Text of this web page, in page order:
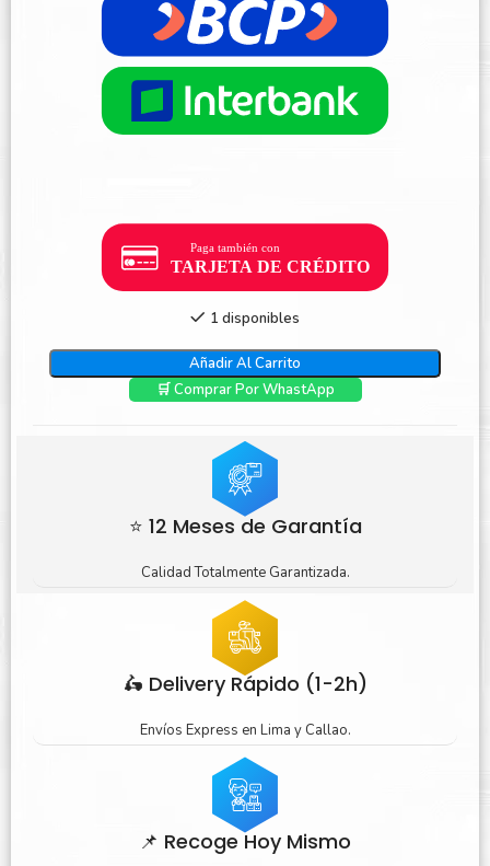
1 disponibles
Añadir Al Carrito
🛒 Comprar Por WhastApp
⭐ 12 Meses de Garantía
Calidad Totalmente Garantizada.
🛵 Delivery Rápido (1-2h)
Envíos Express en Lima y Callao.
📌 Recoge Hoy Mismo